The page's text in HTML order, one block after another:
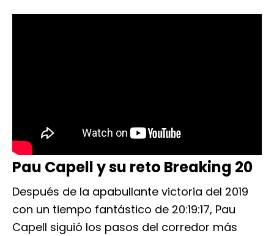
Pau Capell y su reto Breaking 20
Después de la apabullante victoria del 2019
con un tiempo fantástico de 20:19:17, Pau
Capell siguió los pasos del corredor más